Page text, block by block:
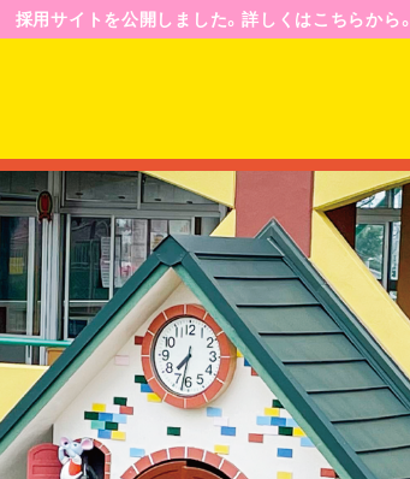
採用サイトを公開しました。詳しくはこちらから。
園のようす
園の一日
年間行事予定
入園案内
募集要項